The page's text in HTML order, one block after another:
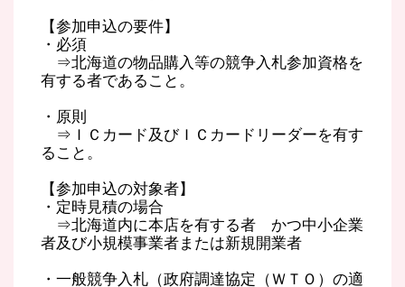
【参加申込の要件】
・必須
⇒北海道の物品購入等の競争入札参加資格を
有する者であること。
・原則
⇒ＩＣカード及びＩＣカードリーダーを有す
ること。
【参加申込の対象者】
・定時見積の場合
⇒北海道内に本店を有する者 かつ中小企業
者及び小規模事業者または新規開業者
・一般競争入札（政府調達協定（ＷＴＯ）の適